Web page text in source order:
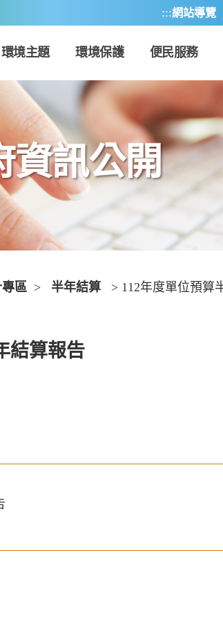
:::網站導覽
環境主題 環境保護 便民服務
資訊公開
區 > 半年結算 > 112年度單位預算
結算報告